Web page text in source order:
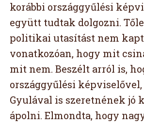
korábbi országgyűlési
együtt tudtak dolgozni.
politikai utasítást nem
vonatkozóan, hogy mit
mit nem. Beszélt arról is,
országgyűlési képviselővel,
Gyulával is szeretnének jó
ápolni. Elmondta, hogy